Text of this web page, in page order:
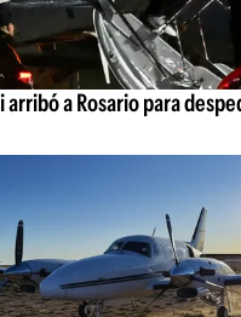
arribó a Rosario para